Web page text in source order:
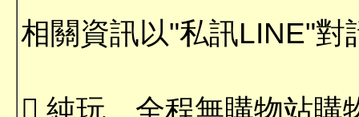
相關資訊以"私訊LINE"對
 純玩、全程無購物站購